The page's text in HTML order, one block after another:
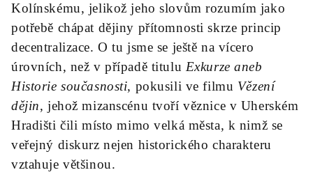
Kolínskému, jelikož jeho slovům rozumím jako
potřebě chápat dějiny přítomnosti skrze princip
decentralizace. O tu jsme se ještě na vícero
úrovních, než v případě titulu Exkurze aneb
Historie současnosti, pokusili ve filmu Vězení
dějin, jehož mizanscénu tvoří věznice v Uherském
Hradišti čili místo mimo velká města, k nimž se
veřejný diskurz nejen historického charakteru
vztahuje většinou.